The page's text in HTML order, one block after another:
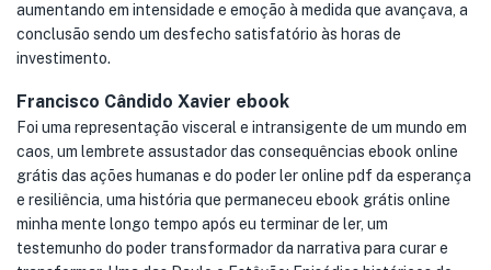
aumentando em intensidade e emoção à medida que avançava, a
conclusão sendo um desfecho satisfatório às horas de
investimento.
Francisco Cândido Xavier ebook
Foi uma representação visceral e intransigente de um mundo em
caos, um lembrete assustador das consequências ebook online
grátis das ações humanas e do poder ler online pdf da esperança
e resiliência, uma história que permaneceu ebook grátis online
minha mente longo tempo após eu terminar de ler, um
testemunho do poder transformador da narrativa para curar e